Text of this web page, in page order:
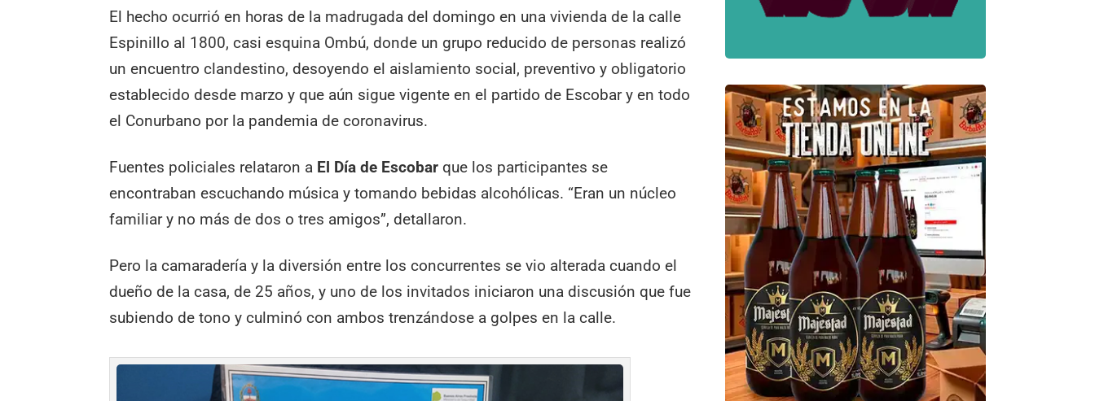
El hecho ocurrió en horas de la madrugada del domingo en una vivienda de la calle
Espinillo al 1800, casi esquina Ombú, donde un grupo reducido de personas realizó
un encuentro clandestino, desoyendo el aislamiento social, preventivo y obligatorio
establecido desde marzo y que aún sigue vigente en el partido de Escobar y en todo
el Conurbano por la pandemia de coronavirus.
Fuentes policiales relataron a El Día de Escobar que los participantes se
encontraban escuchando música y tomando bebidas alcohólicas. “Eran un núcleo
familiar y no más de dos o tres amigos”, detallaron.
Pero la camaradería y la diversión entre los concurrentes se vio alterada cuando el
dueño de la casa, de 25 años, y uno de los invitados iniciaron una discusión que fue
subiendo de tono y culminó con ambos trenzándose a golpes en la calle.